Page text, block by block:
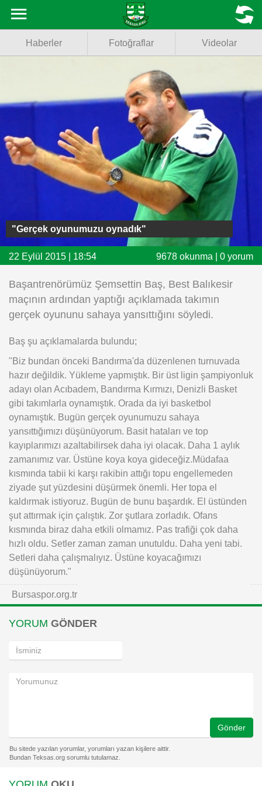
Fotoğraflar
Basketbol
Voleybol
Puan Durumu
Facebook
Twitter
Instagram
Android
iOS
MENU
Haberler Fotoğraflar Videolar
"Gerçek oyunumuzu oynadık"
22 Eylül 2015 | 18:54 9678 okunma | 0 yorum
Başantrenörümüz Şemsettin Baş, Best Balıkesir
maçının ardından yaptığı açıklamada takımın
gerçek oyununu sahaya yansıttığını söyledi.
Baş şu açıklamalarda bulundu;
"Biz bundan önceki Bandırma'da düzenlenen turnuvada
hazır değildik. Yükleme yapmıştık. Bir üst ligin şampiyonluk
adayı olan Acıbadem, Bandırma Kırmızı, Denizli Basket
gibi takımlarla oynamıştık. Orada da iyi basketbol
oynamıştık. Bugün gerçek oyunumuzu sahaya
yansıttığımızı düşünüyorum. Basit hataları ve top
kayıplarımızı azaltabilirsek daha iyi olacak. Daha 1 aylık
zamanımız var. Üstüne koya koya gideceğiz.Müdafaa
kısmında tabii ki karşı rakibin attığı topu engellemeden
ziyade şut yüzdesini düşürmek önemli. Her topa el
kaldırmak istiyoruz. Bugün de bunu başardık. El üstünden
şut attırmak için çalıştık. Zor şutlara zorladık. Ofans
kısmında biraz daha etkili olmamız. Pas trafiği çok daha
hızlı oldu. Setler zaman zaman unutuldu. Daha yeni tabi.
Setleri daha çalışmalıyız. Üstüne koyacağımızı
düşünüyorum."
Bursaspor.org.tr
YORUM GÖNDER
Gönder